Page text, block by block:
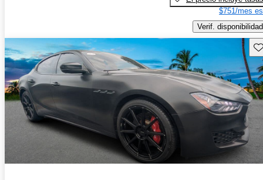
$751/mes
Verif. disponibilidad